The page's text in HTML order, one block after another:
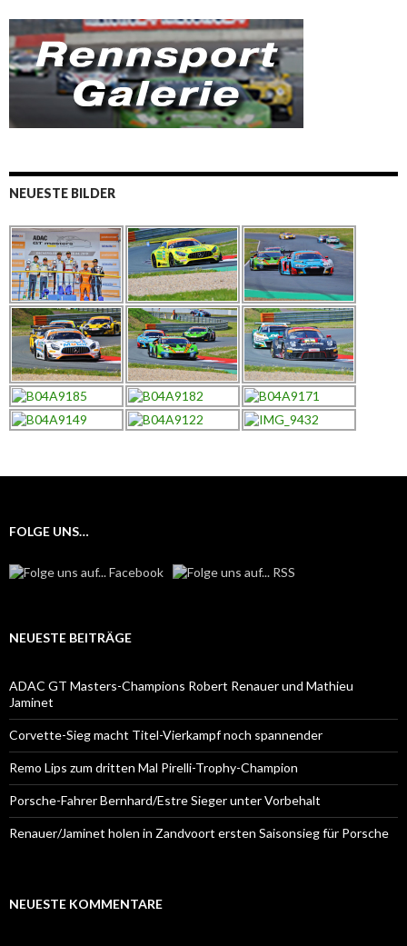
NEUESTE BILDER
FOLGE UNS…
NEUESTE BEITRÄGE
ADAC GT Masters-Champions Robert Renauer und Mathieu
Jaminet
Corvette-Sieg macht Titel-Vierkampf noch spannender
Remo Lips zum dritten Mal Pirelli-Trophy-Champion
Porsche-Fahrer Bernhard/Estre Sieger unter Vorbehalt
Renauer/Jaminet holen in Zandvoort ersten Saisonsieg für Porsche
NEUESTE KOMMENTARE